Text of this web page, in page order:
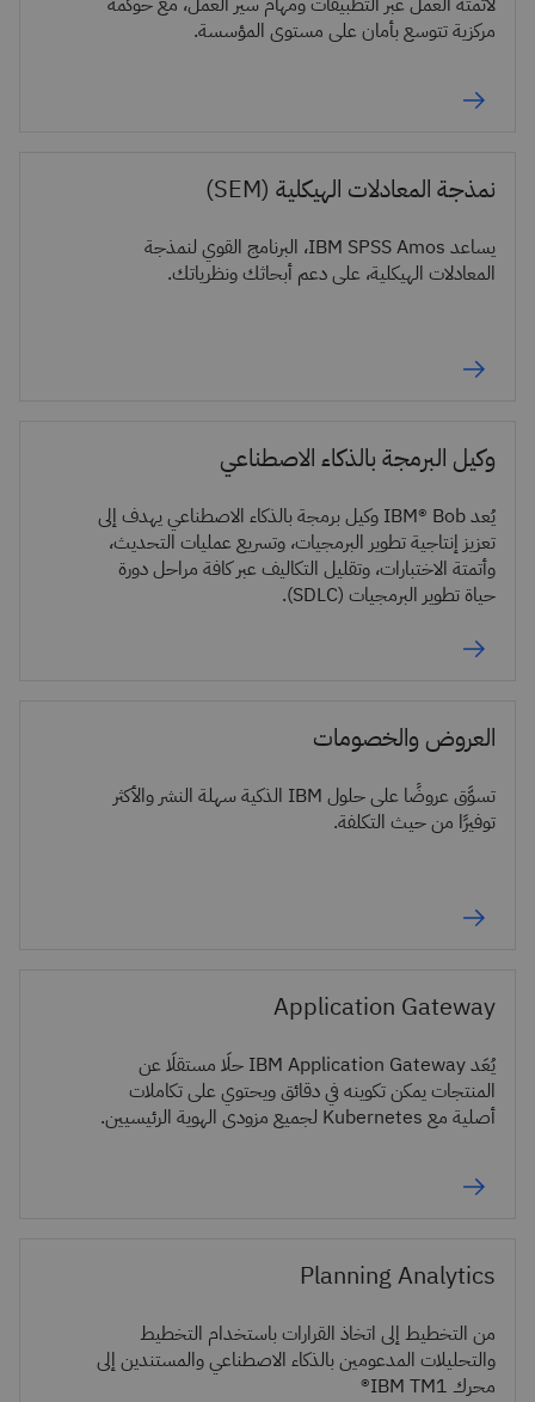
مركزية تتوسع بأمان على مستوى المؤسسة.
نمذجة المعادلات الهيكلية (SEM)
يساعد IBM SPSS Amos، البرنامج القوي لنمذجة
المعادلات الهيكلية، على دعم أبحاثك ونظرياتك.
وكيل البرمجة بالذكاء الاصطناعي
يُعد IBM® Bob وكيل برمجة بالذكاء الاصطناعي يهدف إلى
تعزيز إنتاجية تطوير البرمجيات، وتسريع عمليات التحديث،
وأتمتة الاختبارات، وتقليل التكاليف عبر كافة مراحل دورة
حياة تطوير البرمجيات (SDLC).
العروض والخصومات
تسوَّق عروضًا على حلول IBM الذكية سهلة النشر والأكثر
توفيرًا من حيث التكلفة.
Application Gateway
يُعَد IBM Application Gateway حلًا مستقلًا عن
المنتجات يمكن تكوينه في دقائق ويحتوي على تكاملات
أصلية مع Kubernetes لجميع مزودي الهوية الرئيسيين.
Planning Analytics
من التخطيط إلى اتخاذ القرارات باستخدام التخطيط
والتحليلات المدعومين بالذكاء الاصطناعي والمستندين إلى
محرك IBM TM1®